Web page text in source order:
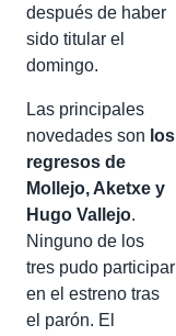
después de haber
sido titular el
domingo.
Las principales
novedades son los
regresos de
Mollejo, Aketxe y
Hugo Vallejo.
Ninguno de los
tres pudo participar
en el estreno tras
el parón. El